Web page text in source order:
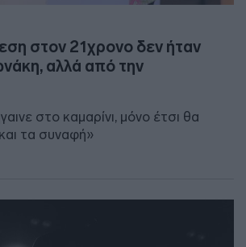
στον 21χρονο δεν ήταν
αλλά από την
στο καμαρίνι, μόνο έτσι θα
τα συναφή»